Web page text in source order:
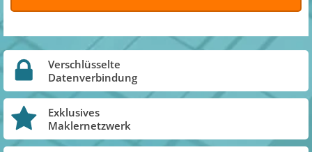
Verschlüsselte
Datenverbindung
Exklusives
Maklernetzwerk